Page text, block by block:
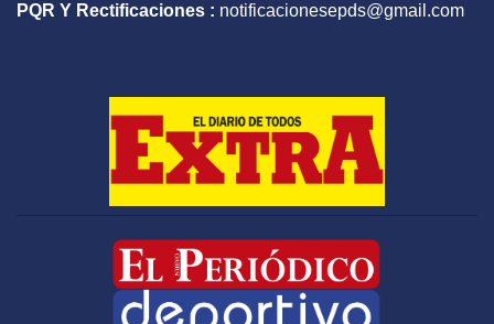
PQR Y Rectificaciones : notificacionesepds@gmail.com